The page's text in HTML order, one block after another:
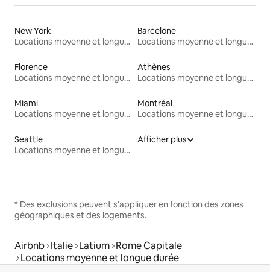
New York
Locations moyenne et longue durée
Barcelone
Locations moyenne et longue durée
Florence
Locations moyenne et longue durée
Athènes
Locations moyenne et longue durée
Miami
Locations moyenne et longue durée
Montréal
Locations moyenne et longue durée
Seattle
Locations moyenne et longue durée
Afficher plus
* Des exclusions peuvent s'appliquer en fonction des zones
géographiques et des logements.
Airbnb Italie Latium Rome Capitale
Locations moyenne et longue durée